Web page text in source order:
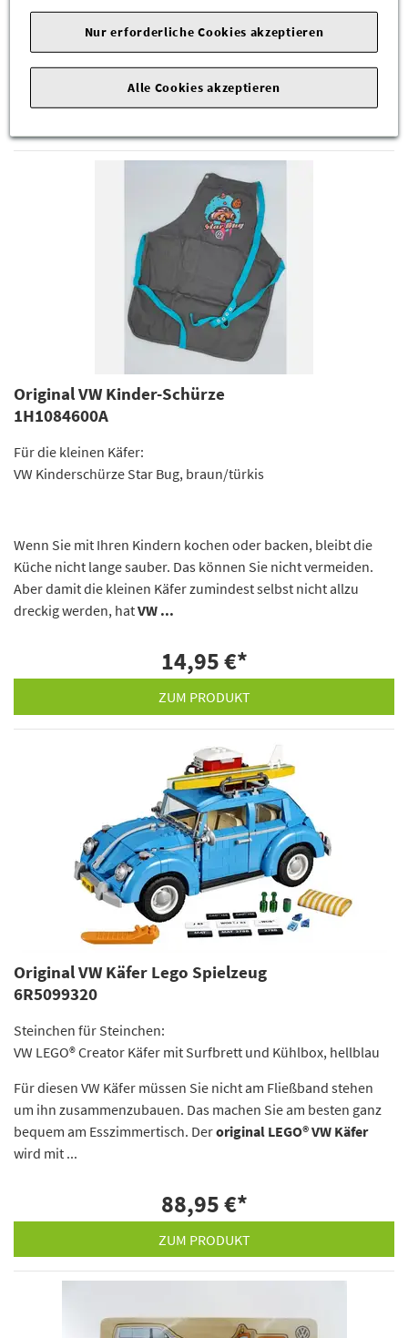
diesen Volkswagen fahren die Kleinen schonab 12 Monaten
84,95 €*
Original VW Kinder-Schürze
1H1084600A
Für die kleinen Käfer:
VW Kinderschürze Star Bug, braun/türkis
Wenn Sie mit Ihren Kindern kochen oder backen, bleibt die
Küche nicht lange sauber. Das können Sie nicht vermeiden.
Aber damit die kleinen Käfer zumindest selbst nicht allzu
dreckig werden, hatVW ...
14,95 €*
ZUM PRODUKT
Original VW Käfer Lego Spielzeug
6R5099320
Steinchen für Steinchen:
VW LEGO® Creator Käfer mit Surfbrett und Kühlbox, hellblau
Für diesen VW Käfer müssen Sie nicht am Fließband stehen
um ihn zusammenzubauen. Das machen Sie am besten ganz
bequem am Esszimmertisch. Deroriginal LEGO® VW Käfer
wird mit ...
88,95 €*
ZUM PRODUKT
Nur erforderliche Cookies akzeptieren
Alle Cookies akzeptieren